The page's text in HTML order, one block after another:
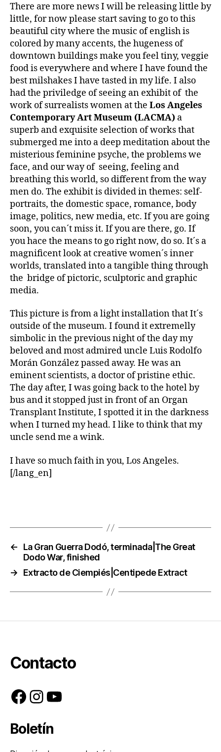
There are more news I will be releasing little by
little, for now please start saving to go to this
beautiful city where the music of english is
colored by many accents, the hugeness of
downtown buildings make you feel tiny, veggie
food is everywhere and where I have found the
best milshakes I have tasted in my life. I also
had the priviledge of seeing an exhibit of the
work of surrealists women at the Los Angeles
Contemporary Art Museum (LACMA) a
superb and exquisite selection of works that
submerged me into a deep meditation about the
misterious feminine psyche, the problems we
face, and our way of seeing, feeling and
breathing this world, so different from the way
men do. The exhibit is divided in themes: self-
portraits, the domestic space, romance, body
image, politics, new media, etc. If you are going
soon, you can´t miss it. If you are there, go. If
you hace the means to go right now, do so. It´s a
magnificent look at creative women´s inner
worlds, translated into a tangible thing through
the bridge of pictoric, sculptoric and graphic
media.
This picture is from a light installation that It´s
outside of the museum. I found it extremelly
simbolic in the previous night of the day my
beloved and most admired uncle Luis Rodolfo
Morán González passed away. He was an
eminent scientists, a doctor of pristine ethic.
The day after, I was going back to the hotel by
bus and it stopped just in front of an Organ
Transplant Institute, I spotted it in the darkness
when I turned my head. I like to think that my
uncle send me a wink.
I have so much faith in you, Los Angeles.
[/lang_en]
←
La Gran Guerra Dodó, terminada|The Great
Dodo War, finished
→
Extracto de Ciempiés|Centipede Extract
Contacto
Facebook
Instagram
YouTube
Boletín